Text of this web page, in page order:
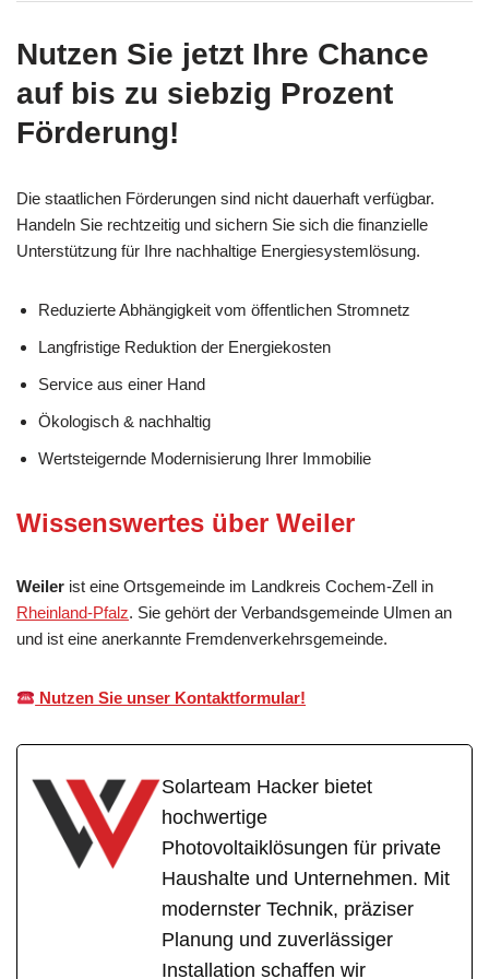
Nutzen Sie jetzt Ihre Chance
auf bis zu siebzig Prozent
Förderung!
Die staatlichen Förderungen sind nicht dauerhaft verfügbar.
Handeln Sie rechtzeitig und sichern Sie sich die finanzielle
Unterstützung für Ihre nachhaltige Energiesystemlösung.
Reduzierte Abhängigkeit vom öffentlichen Stromnetz
Langfristige Reduktion der Energiekosten
Service aus einer Hand
Ökologisch & nachhaltig
Wertsteigernde Modernisierung Ihrer Immobilie
Wissenswertes über Weiler
Weiler ist eine Ortsgemeinde im Landkreis Cochem-Zell in
Rheinland-Pfalz. Sie gehört der Verbandsgemeinde Ulmen an
und ist eine anerkannte Fremdenverkehrsgemeinde.
Nutzen Sie unser Kontaktformular!
Solarteam Hacker bietet
hochwertige
Photovoltaiklösungen für private
Haushalte und Unternehmen. Mit
modernster Technik, präziser
Planung und zuverlässiger
Installation schaffen wir